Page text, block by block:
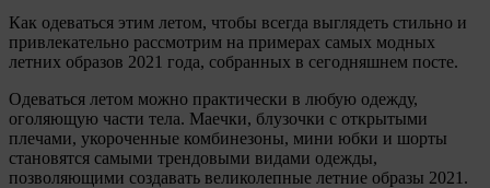
Как одеваться этим летом, чтобы всегда выглядеть стильно и
привлекательно рассмотрим на примерах самых модных
летних образов 2021 года, собранных в сегодняшнем посте.
Одеваться летом можно практически в любую одежду,
оголяющую части тела. Маечки, блузочки с открытыми
плечами, укороченные комбинезоны, мини юбки и шорты
становятся самыми трендовыми видами одежды,
позволяющими создавать великолепные летние образы 2021.